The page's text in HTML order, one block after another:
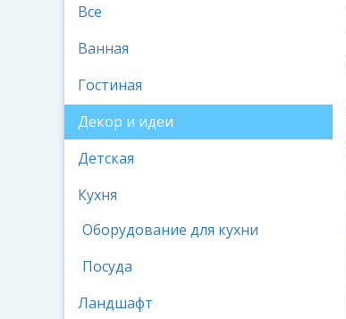
Все
Ванная
Гостиная
Декор и идеи
Детская
Кухня
Оборудование для кухни
Посуда
Ландшафт